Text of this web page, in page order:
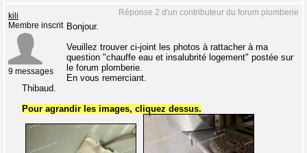
Réponse 2 d'un contributeur du forum plomberie
kili
Membre inscrit
9 messages
Bonjour.
Veuillez trouver ci-joint les photos à rattacher à ma
question "chauffe eau et insalubrité logement" postée sur
le forum plomberie.
En vous remerciant.
Thibaud.
Pour agrandir les images, cliquez dessus.